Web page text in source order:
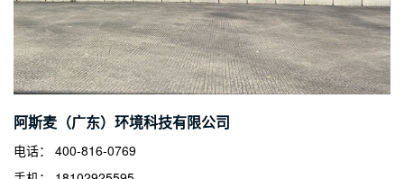
阿斯麦（广东）环境科技有限公司
电话： 400-816-0769